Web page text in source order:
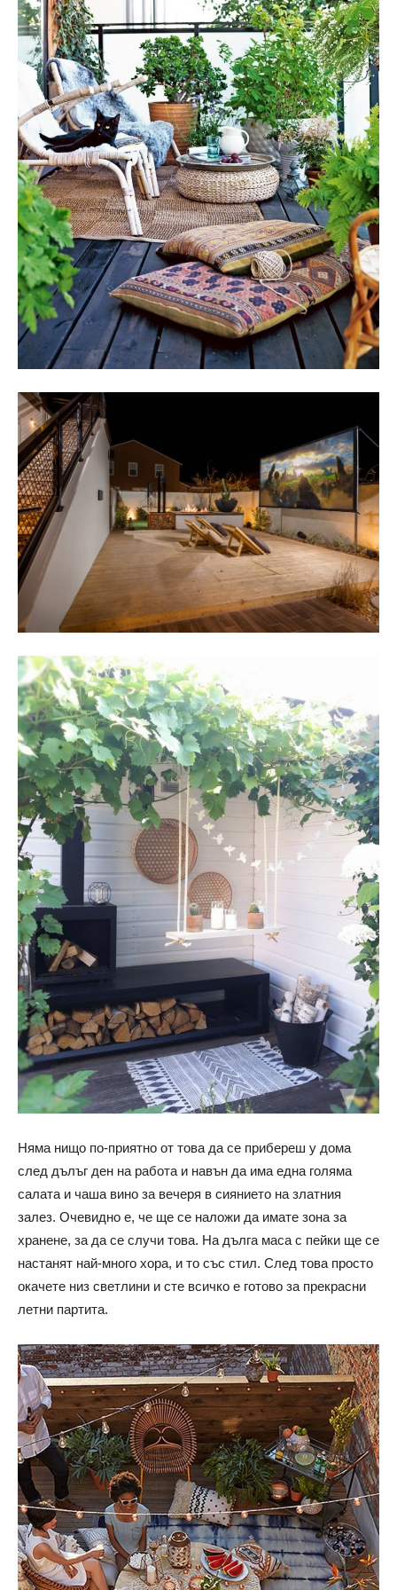
Няма нищо по-приятно от това да се прибереш у дома
след дълъг ден на работа и навън да има една голяма
салата и чаша вино за вечеря в сиянието на златния
залез. Очевидно е, че ще се наложи да имате зона за
хранене, за да се случи това. На дълга маса с пейки ще се
настанят най-много хора, и то със стил. След това просто
окачете низ светлини и сте всичко е готово за прекрасни
летни партита.